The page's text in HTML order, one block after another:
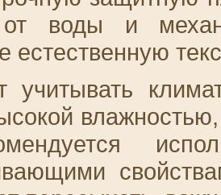
от воды и
естественную
учитывать